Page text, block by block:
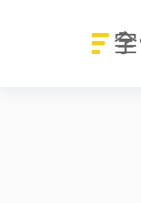
字體下載大全